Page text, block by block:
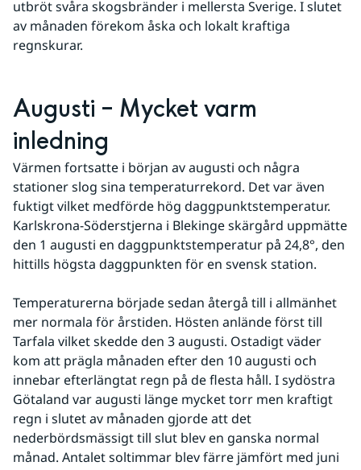
utbröt svåra skogsbränder i mellersta Sverige. I slutet
av månaden förekom åska och lokalt kraftiga
regnskurar.
Augusti – Mycket varm
inledning
Värmen fortsatte i början av augusti och några
stationer slog sina temperaturrekord. Det var även
fuktigt vilket medförde hög daggpunktstemperatur.
Karlskrona-Söderstjerna i Blekinge skärgård uppmätte
den 1 augusti en daggpunktstemperatur på 24,8°, den
hittills högsta daggpunkten för en svensk station.
Temperaturerna började sedan återgå till i allmänhet
mer normala för årstiden. Hösten anlände först till
Tarfala vilket skedde den 3 augusti. Ostadigt väder
kom att prägla månaden efter den 10 augusti och
innebar efterlängtat regn på de flesta håll. I sydöstra
Götaland var augusti länge mycket torr men kraftigt
regn i slutet av månaden gjorde att det
nederbördsmässigt till slut blev en ganska normal
månad. Antalet soltimmar blev färre jämfört med juni